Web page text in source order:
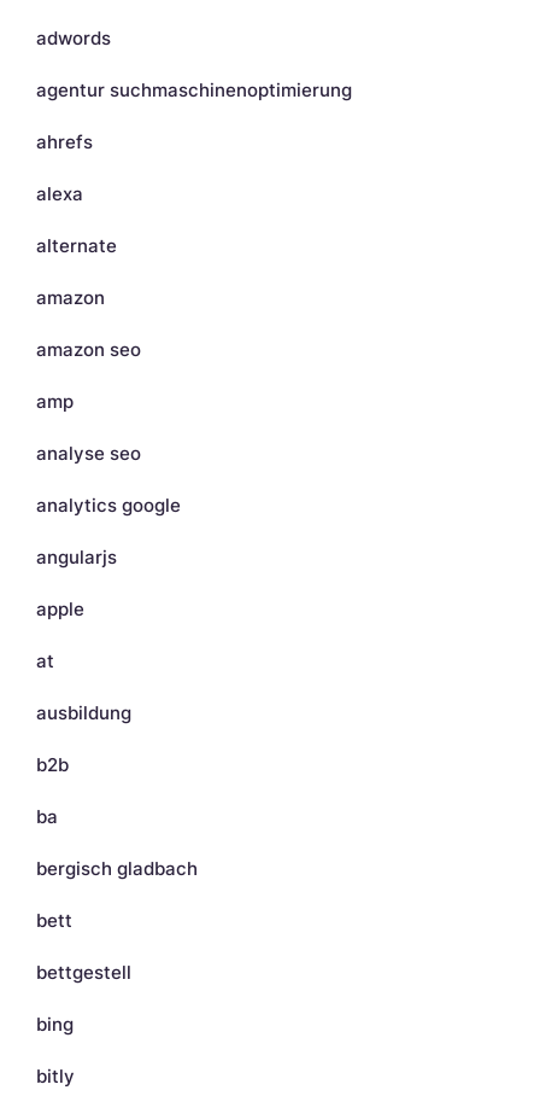
adwords
agentur suchmaschinenoptimierung
ahrefs
alexa
alternate
amazon
amazon seo
amp
analyse seo
analytics google
angularjs
apple
at
ausbildung
b2b
ba
bergisch gladbach
bett
bettgestell
bing
bitly